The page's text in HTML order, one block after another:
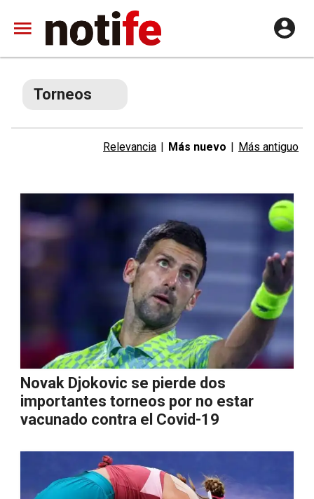
Torneos
Relevancia | Más nuevo | Más antiguo
Novak Djokovic se pierde dos
importantes torneos por no estar
vacunado contra el Covid-19